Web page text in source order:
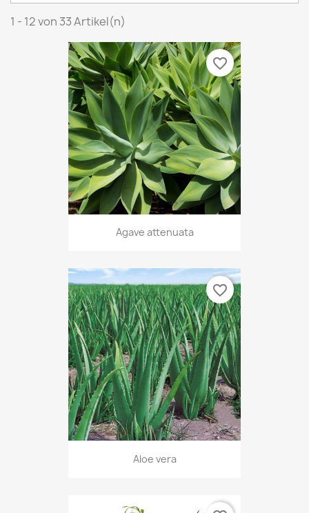
1 - 12 von 33 Artikel(n)
Agave attenuata
favorite_border
Aloe vera
favorite_border